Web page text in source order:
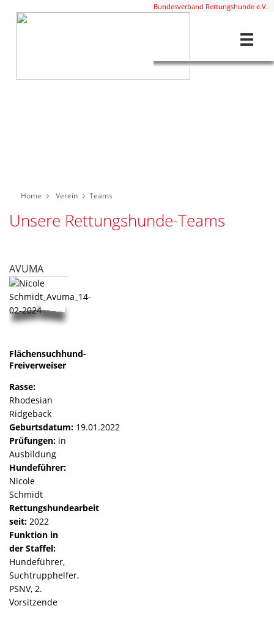
BRH Bundesverband Rettungshunde e.V.
Home Verein Teams
Unsere Rettungshunde-Teams
AVUMA
Flächensuchhund-
Freiverweiser
Rasse:
Rhodesian
Ridgeback
Geburtsdatum: 19.01.2022
Prüfungen: in
Ausbildung
Hundeführer:
Nicole
Schmidt
Rettungshundearbeit
seit: 2022
Funktion in
der Staffel:
Hundeführer,
Suchtrupphelfer,
PSNV, 2.
Vorsitzende